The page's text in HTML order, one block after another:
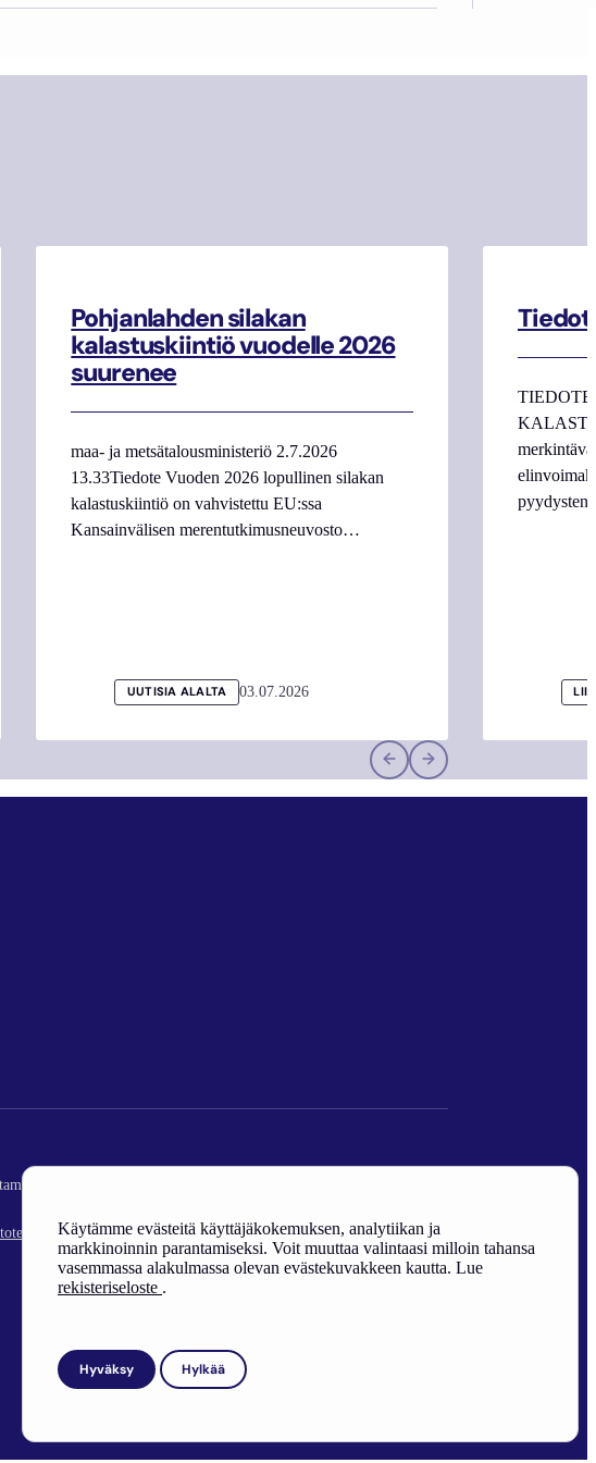
Käytämme evästeitä käyttäjäkokemuksen, analytiikan ja
markkinoinnin parantamiseksi. Voit muuttaa valintaasi milloin tahansa
vasemmassa alakulmassa olevan evästekuvakkeen kautta. Lue
rekisteriseloste .
Hyväksy Hylkää
Pohjanlahden silakan
kalastuskiintiö vuodelle 2026
suurenee
maa- ja metsätalousministeriö 2.7.2026
13.33Tiedote Vuoden 2026 lopullinen silakan
kalastuskiintiö on vahvistettu EU:ssa
Kansainvälisen merentutkimusneuvosto…
UUTISIA ALALTA 03.07.2026
pyydysten
(kalatalouden edistäminen).